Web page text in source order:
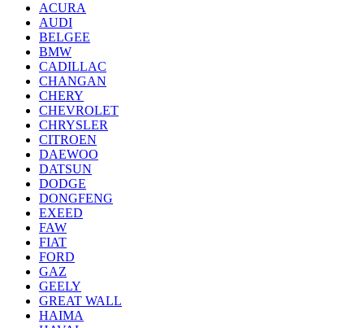
ACURA
AUDI
BELGEE
BMW
CADILLAC
CHANGAN
CHERY
CHEVROLET
CHRYSLER
CITROEN
DAEWOO
DATSUN
DODGE
DONGFENG
EXEED
FAW
FIAT
FORD
GAZ
GEELY
GREAT WALL
HAIMA